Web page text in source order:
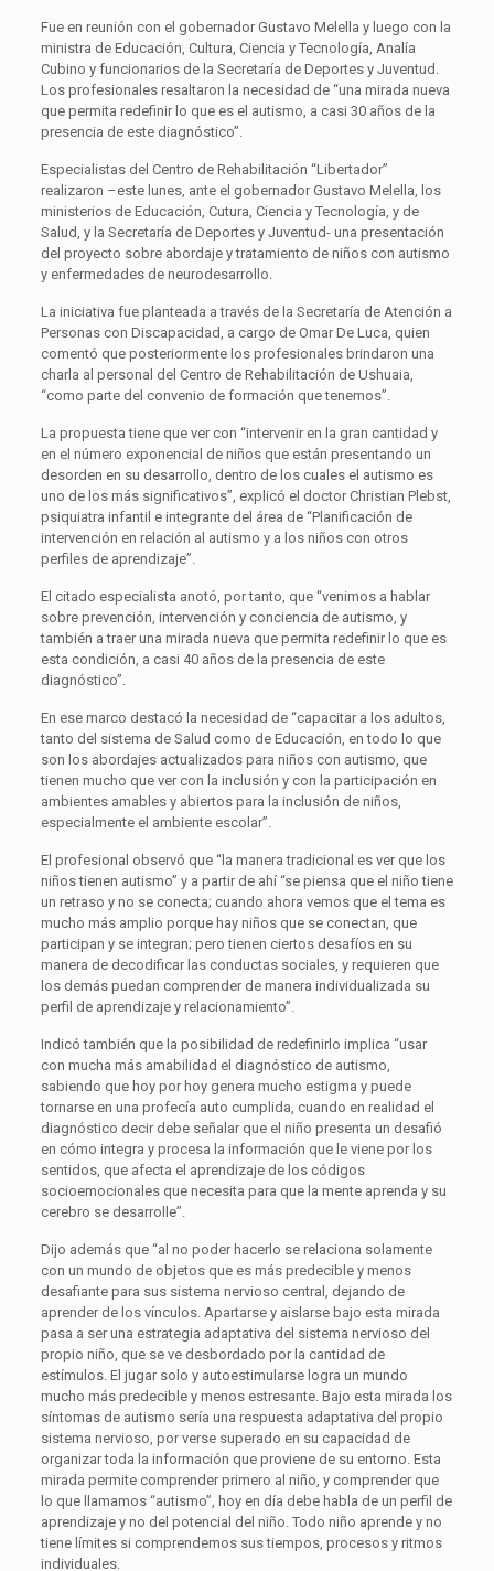
Fue en reunión con el gobernador Gustavo Melella y luego con la
ministra de Educación, Cultura, Ciencia y Tecnología, Analía
Cubino y funcionarios de la Secretaría de Deportes y Juventud.
Los profesionales resaltaron la necesidad de “una mirada nueva
que permita redefinir lo que es el autismo, a casi 30 años de la
presencia de este diagnóstico”.
Especialistas del Centro de Rehabilitación “Libertador”
realizaron –este lunes, ante el gobernador Gustavo Melella, los
ministerios de Educación, Cutura, Ciencia y Tecnología, y de
Salud, y la Secretaría de Deportes y Juventud- una presentación
del proyecto sobre abordaje y tratamiento de niños con autismo
y enfermedades de neurodesarrollo.
La iniciativa fue planteada a través de la Secretaría de Atención a
Personas con Discapacidad, a cargo de Omar De Luca, quien
comentó que posteriormente los profesionales brindaron una
charla al personal del Centro de Rehabilitación de Ushuaia,
“como parte del convenio de formación que tenemos”.
La propuesta tiene que ver con “intervenir en la gran cantidad y
en el número exponencial de niños que están presentando un
desorden en su desarrollo, dentro de los cuales el autismo es
uno de los más significativos”, explicó el doctor Christian Plebst,
psiquiatra infantil e integrante del área de “Planificación de
intervención en relación al autismo y a los niños con otros
perfiles de aprendizaje”.
El citado especialista anotó, por tanto, que “venimos a hablar
sobre prevención, intervención y conciencia de autismo, y
también a traer una mirada nueva que permita redefinir lo que es
esta condición, a casi 40 años de la presencia de este
diagnóstico”.
En ese marco destacó la necesidad de “capacitar a los adultos,
tanto del sistema de Salud como de Educación, en todo lo que
son los abordajes actualizados para niños con autismo, que
tienen mucho que ver con la inclusión y con la participación en
ambientes amables y abiertos para la inclusión de niños,
especialmente el ambiente escolar”.
El profesional observó que “la manera tradicional es ver que los
niños tienen autismo” y a partir de ahí “se piensa que el niño tiene
un retraso y no se conecta; cuando ahora vemos que el tema es
mucho más amplio porque hay niños que se conectan, que
participan y se integran; pero tienen ciertos desafíos en su
manera de decodificar las conductas sociales, y requieren que
los demás puedan comprender de manera individualizada su
perfil de aprendizaje y relacionamiento”.
Indicó también que la posibilidad de redefinirlo implica “usar
con mucha más amabilidad el diagnóstico de autismo,
sabiendo que hoy por hoy genera mucho estigma y puede
tornarse en una profecía auto cumplida, cuando en realidad el
diagnóstico decir debe señalar que el niño presenta un desafió
en cómo integra y procesa la información que le viene por los
sentidos, que afecta el aprendizaje de los códigos
socioemocionales que necesita para que la mente aprenda y su
cerebro se desarrolle”.
Dijo además que “al no poder hacerlo se relaciona solamente
con un mundo de objetos que es más predecible y menos
desafiante para sus sistema nervioso central, dejando de
aprender de los vínculos. Apartarse y aislarse bajo esta mirada
pasa a ser una estrategia adaptativa del sistema nervioso del
propio niño, que se ve desbordado por la cantidad de
estímulos. El jugar solo y autoestimularse logra un mundo
mucho más predecible y menos estresante. Bajo esta mirada los
síntomas de autismo sería una respuesta adaptativa del propio
sistema nervioso, por verse superado en su capacidad de
organizar toda la información que proviene de su entorno. Esta
mirada permite comprender primero al niño, y comprender que
lo que llamamos “autismo”, hoy en día debe habla de un perfil de
aprendizaje y no del potencial del niño. Todo niño aprende y no
tiene límites si comprendemos sus tiempos, procesos y ritmos
individuales.